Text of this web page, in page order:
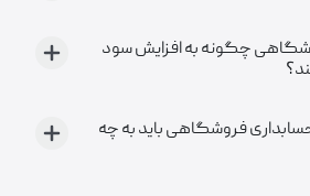
چگونه به افزایش سود
فروشگاهی باید به چه